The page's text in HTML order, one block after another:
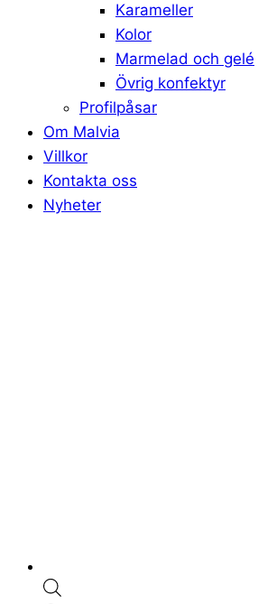
Karameller
Kolor
Marmelad och gelé
Övrig konfektyr
Profilpåsar
Om Malvia
Villkor
Kontakta oss
Nyheter